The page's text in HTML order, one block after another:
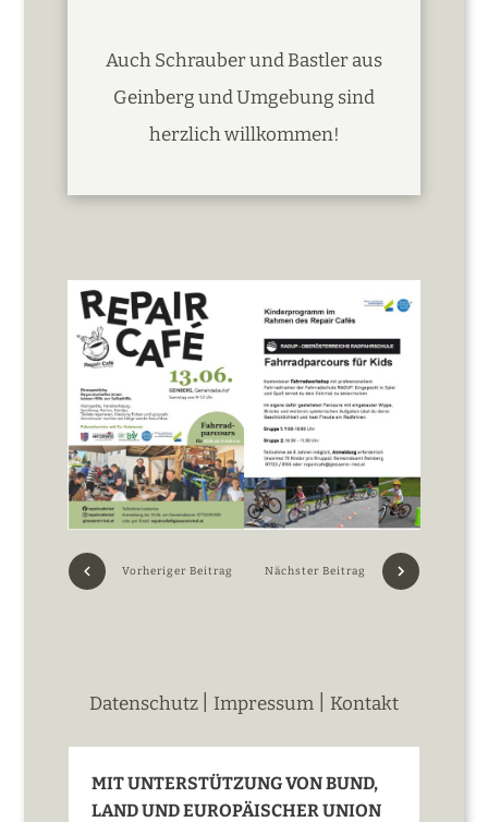
Auch Schrauber und Bastler aus
Geinberg und Umgebung sind
herzlich willkommen!
Vorheriger Beitrag Nächster Beitrag
Datenschutz Impressum Kontakt
MIT UNTERSTÜTZUNG VON BUND,
LAND UND EUROPÄISCHER UNION